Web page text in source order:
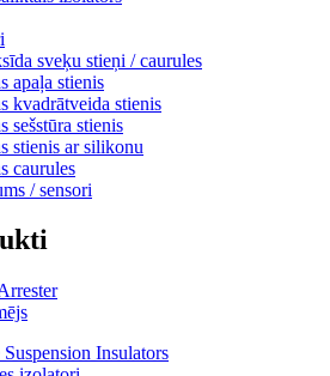
sveķu stieņi / caurules
apaļa stienis
kvadrātveida stienis
sešstūra stienis
stienis ar silikonu
caurules
/ sensori